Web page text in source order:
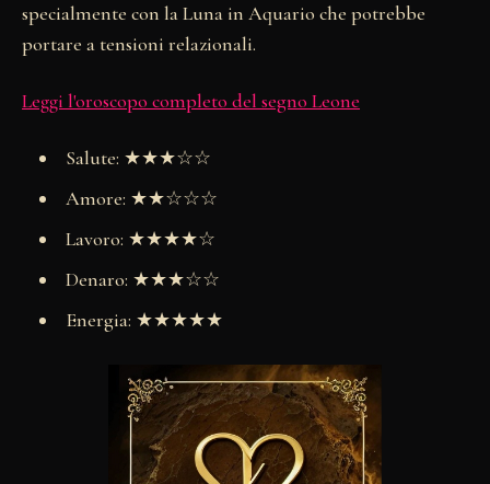
specialmente con la Luna in Aquario che potrebbe
portare a tensioni relazionali.
Leggi l'oroscopo completo del segno Leone
Salute: ★★★☆☆
Amore: ★★☆☆☆
Lavoro: ★★★★☆
Denaro: ★★★☆☆
Energia: ★★★★★